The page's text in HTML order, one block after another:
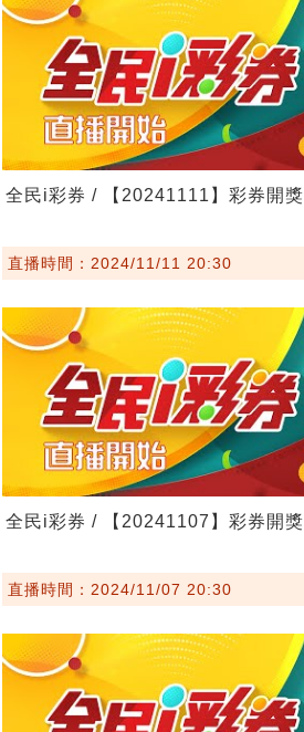
全民i彩券 / 【20241111】彩券開獎
直播時間：2024/11/11 20:30
全民i彩券 / 【20241107】彩券開獎
直播時間：2024/11/07 20:30